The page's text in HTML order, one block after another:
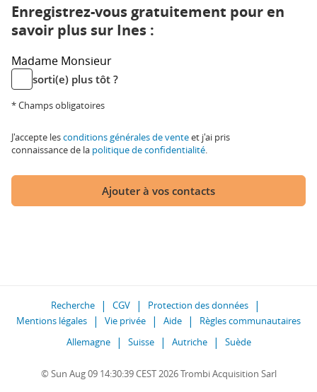
Enregistrez-vous gratuitement pour en
savoir plus sur Ines :
Madame Monsieur
sorti(e) plus tôt ?
* Champs obligatoires
J'accepte lesconditions générales de venteet j'ai pris
connaissance de la politique de confidentialité.
Ajouter à vos contacts
Recherche CGV
Protection des données
Mentions légales
Vie privée Aide
Règles communautaires
Allemagne
Suisse Autriche Suède
© Sun Aug 09 14:30:39 CEST 2026 Trombi Acquisition Sarl